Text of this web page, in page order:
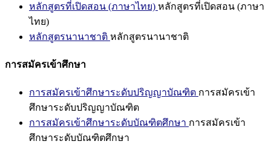
หลักสูตรที่เปิดสอน (ภาษาไทย) หลักสูตรที่เปิดสอน (ภาษา
ไทย)
หลักสูตรนานาชาติ หลักสูตรนานาชาติ
การสมัครเข้าศึกษา
การสมัครเข้าศึกษาระดับปริญญาบัณฑิต การสมัครเข้า
ศึกษาระดับปริญญาบัณฑิต
การสมัครเข้าศึกษาระดับบัณฑิตศึกษา การสมัครเข้า
ศึกษาระดับบัณฑิตศึกษา